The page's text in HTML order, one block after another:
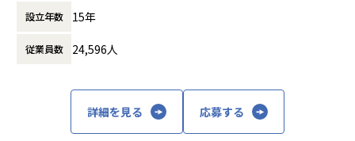
Spring Boot
アプリケーション開発演習
■2025年2月入社/23歳/文系大学卒
に渡ります。いわゆる技術者派遣と呼ばれ
働く場所に関わらない事業支援や最新技術を
用いた研究開発などを行っています。
設立年数 15年
従業員数 24,596人
詳細を見る 応募する